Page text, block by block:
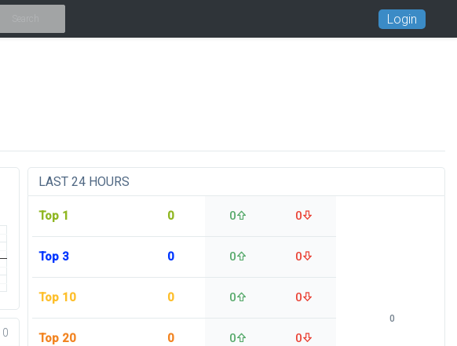
Login
0
LAST 24 HOURS
Top 1 0 0 0
Top 3 0 0 0
Top 10 0 0 0
Top 20 0 0 0
0